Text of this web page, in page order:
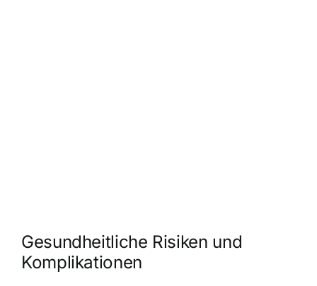
Gesundheitliche Risiken und
Komplikationen